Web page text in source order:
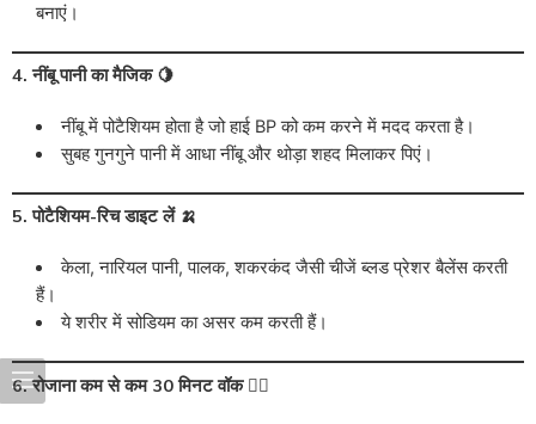
बनाएं।
4. नींबू पानी का मैजिक 🍋
नींबू में पोटैशियम होता है जो हाई BP को कम करने में मदद करता है।
सुबह गुनगुने पानी में आधा नींबू और थोड़ा शहद मिलाकर पिएं।
5. पोटैशियम-रिच डाइट लें 🍌
केला, नारियल पानी, पालक, शकरकंद जैसी चीजें ब्लड प्रेशर बैलेंस करती
हैं।
ये शरीर में सोडियम का असर कम करती हैं।
6. रोजाना कम से कम 30 मिनट वॉक 🚶‍♀️